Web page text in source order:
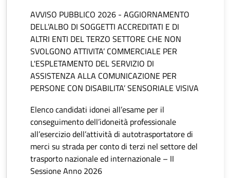
AVVISO PUBBLICO 2026 - AGGIORNAMENTO
DELL’ALBO DI SOGGETTI ACCREDITATI E DI
ALTRI ENTI DEL TERZO SETTORE CHE NON
SVOLGONO ATTIVITA’ COMMERCIALE PER
L'ESPLETAMENTO DEL SERVIZIO DI
ASSISTENZA ALLA COMUNICAZIONE PER
PERSONE CON DISABILITA’ SENSORIALE VISIVA
Elenco candidati idonei all’esame per il
conseguimento dell’idoneità professionale
all’esercizio dell’attività di autotrasportatore di
merci su strada per conto di terzi nel settore del
trasporto nazionale ed internazionale – II
Sessione Anno 2026